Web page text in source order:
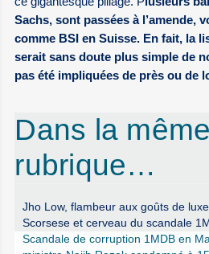
Sachs, sont passées à l’amende,
comme BSI en Suisse. En fait, la
serait sans doute plus simple de
pas été impliquées de près ou de
Dans la même
rubrique…
Jho Low, flambeur aux goûts de
Scorsese et cerveau du scandale
Scandale de corruption 1MDB en